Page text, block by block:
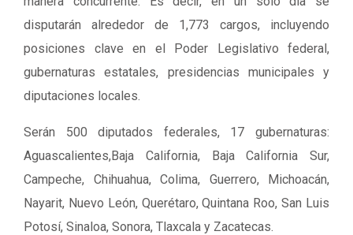
disputarán alrededor de 1,773 cargos, incluyendo
posiciones clave en el Poder Legislativo federal,
gubernaturas estatales, presidencias municipales y
diputaciones locales.
Serán 500 diputados federales, 17 gubernaturas:
Aguascalientes,Baja California, Baja California Sur,
Campeche, Chihuahua, Colima, Guerrero, Michoacán,
Nayarit, Nuevo León, Querétaro, Quintana Roo, San Luis
Potosí, Sinaloa, Sonora, Tlaxcala y Zacatecas.